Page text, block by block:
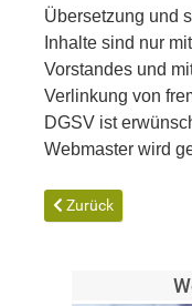
Übersetzung und
Inhalte sind nur
Vorstandes und
Verlinkung von
DGSV ist
Webmaster wird
Vorheriger Beitrag:
Zurück